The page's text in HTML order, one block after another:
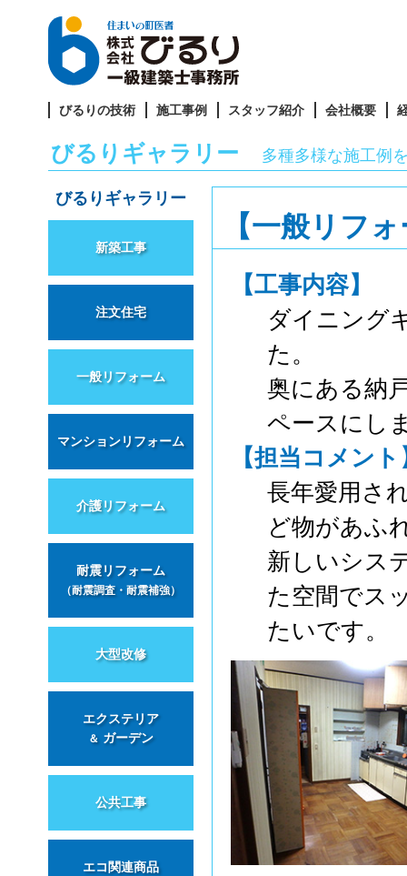
びるりの技術 施工事例 スタッフ紹介 会社概要
びるりギャラリー 多種多様な施工例
【一般リフ
【工事内容】
ダイニング
た。
奥にある納
ペースにし
【担当コメント
長年愛用さ
ど物があふ
新しいシス
た空間でス
たいです。
びるりギャラリー
新築工事
注文住宅
一般リフォーム
マンションリフォーム
介護リフォーム
耐震リフォーム
（耐震調査・耐震補強）
大型改修
エクステリア
＆ ガーデン
公共工事
エコ関連商品